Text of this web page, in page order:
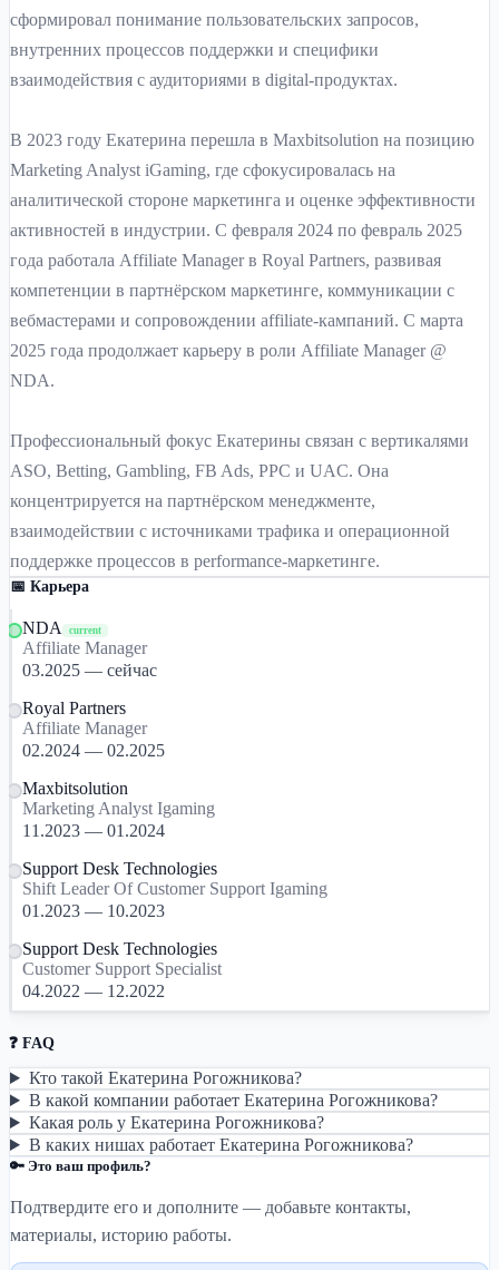
сформировал понимание пользовательских запросов,
внутренних процессов поддержки и специфики
взаимодействия с аудиториями в digital-продуктах.
В 2023 году Екатерина перешла в Maxbitsolution на позицию
Marketing Analyst iGaming, где сфокусировалась на
аналитической стороне маркетинга и оценке эффективности
активностей в индустрии. С февраля 2024 по февраль 2025
года работала Affiliate Manager в Royal Partners, развивая
компетенции в партнёрском маркетинге, коммуникации с
вебмастерами и сопровождении affiliate-кампаний. С марта
2025 года продолжает карьеру в роли Affiliate Manager @
NDA.
Профессиональный фокус Екатерины связан с вертикалями
ASO, Betting, Gambling, FB Ads, PPC и UAC. Она
концентрируется на партнёрском менеджменте,
взаимодействии с источниками трафика и операционной
поддержке процессов в performance-маркетинге.
📅 Карьера
NDA current
Affiliate Manager
03.2025 — сейчас
Royal Partners
Affiliate Manager
02.2024 — 02.2025
Maxbitsolution
Marketing Analyst Igaming
11.2023 — 01.2024
Support Desk Technologies
Shift Leader Of Customer Support Igaming
01.2023 — 10.2023
Support Desk Technologies
Customer Support Specialist
04.2022 — 12.2022
❓ FAQ
Кто такой Екатерина Рогожникова?
В какой компании работает Екатерина Рогожникова?
Какая роль у Екатерина Рогожникова?
В каких нишах работает Екатерина Рогожникова?
🔑 Это ваш профиль?
Подтвердите его и дополните — добавьте контакты,
материалы, историю работы.